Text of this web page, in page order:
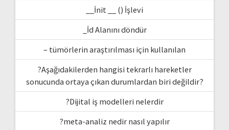
__İnit __ () İşlevi
_İd Alanını döndür
– tümörlerin araştırılması için kullanılan
?Aşağıdakilerden hangisi tekrarlı hareketler
sonucunda ortaya çıkan durumlardan biri değildir?
?Dijital iş modelleri nelerdir
?meta-analiz nedir nasıl yapılır